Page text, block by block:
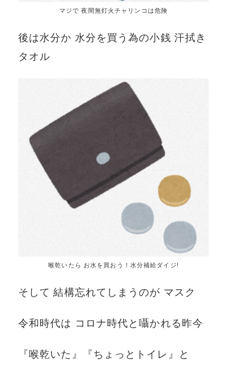
マジで 夜間無灯火チャリンコは危険
後は水分か 水分を買う為の小銭 汗拭き
タオル
喉乾いたら お水を買おう！水分補給ダイジ!
そして 結構忘れてしまうのが マスク
令和時代は コロナ時代と囁かれる昨今
『喉乾いた』『ちょっとトイレ』と